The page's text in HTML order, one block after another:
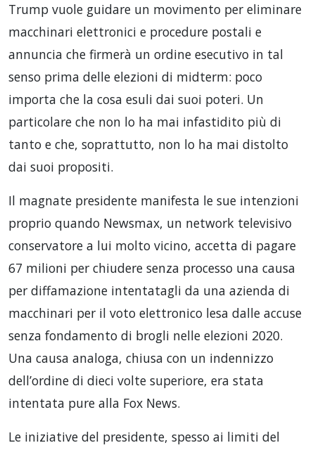
Trump vuole guidare un movimento per eliminare
macchinari elettronici e procedure postali e
annuncia che firmerà un ordine esecutivo in tal
senso prima delle elezioni di midterm: poco
importa che la cosa esuli dai suoi poteri. Un
particolare che non lo ha mai infastidito più di
tanto e che, soprattutto, non lo ha mai distolto
dai suoi propositi.
Il magnate presidente manifesta le sue intenzioni
proprio quando Newsmax, un network televisivo
conservatore a lui molto vicino, accetta di pagare
67 milioni per chiudere senza processo una causa
per diffamazione intentatagli da una azienda di
macchinari per il voto elettronico lesa dalle accuse
senza fondamento di brogli nelle elezioni 2020.
Una causa analoga, chiusa con un indennizzo
dell’ordine di dieci volte superiore, era stata
intentata pure alla Fox News.
Le iniziative del presidente, spesso ai limiti del